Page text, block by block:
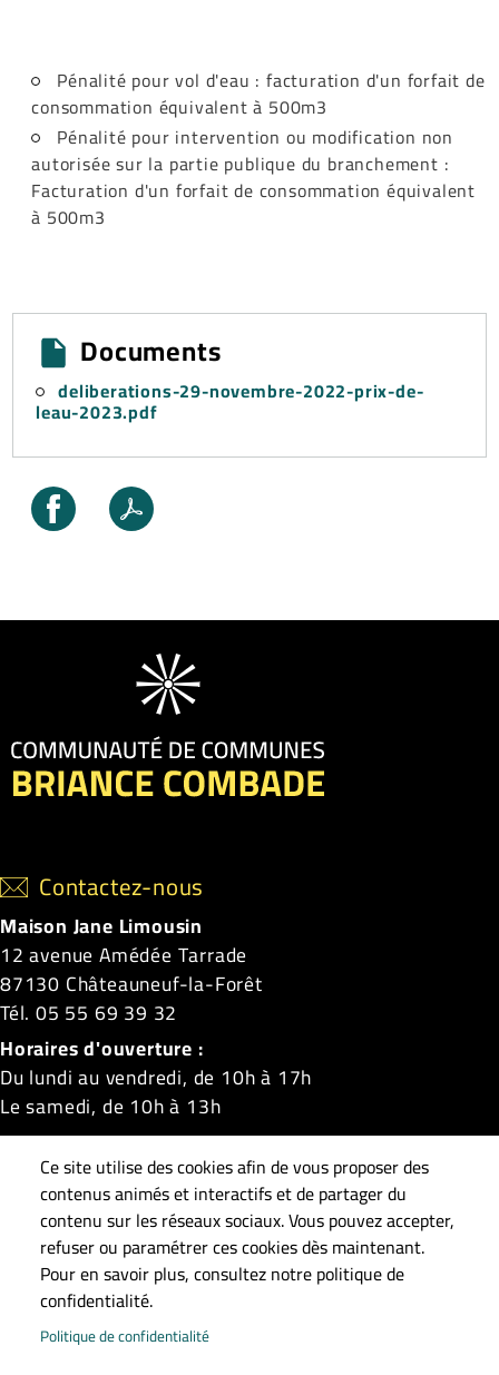
Pénalité pour vol d'eau : facturation d'un forfait de
consommation équivalent à 500m3
Pénalité pour intervention ou modification non
autorisée sur la partie publique du branchement :
Facturation d'un forfait de consommation équivalent
à 500m3
Documents
deliberations-29-novembre-2022-prix-de-
leau-2023.pdf
Contactez-nous
Maison Jane Limousin
12 avenue Amédée Tarrade
87130 Châteauneuf-la-Forêt
Tél. 05 55 69 39 32
Horaires d'ouverture :
Du lundi au vendredi, de 10h à 17h
Le samedi, de 10h à 13h
Châteauneuf-la-Forêt|La Croisille-sur-Briance|
Linards|Masléon|Neuvic-Entier|Roziers-Saint-
Georges|Saint-Gilles-les-Forêts|Saint-Méard|
Surdoux|Sussac
Ce site utilise des cookies afin de vous proposer des
contenus animés et interactifs et de partager du
contenu sur les réseaux sociaux. Vous pouvez accepter,
refuser ou paramétrer ces cookies dès maintenant.
Pour en savoir plus, consultez notre politique de
confidentialité.
Politique de confidentialité
Pied de page
AccueilPlan du site
Données personnellesAccessibilité : Non conforme